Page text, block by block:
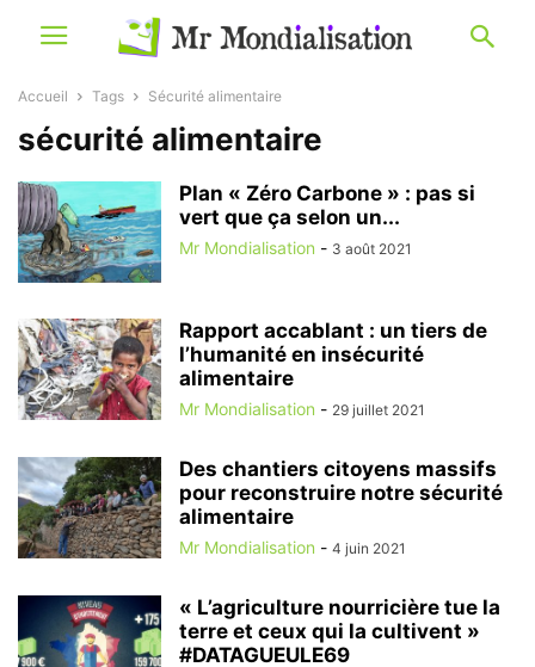
Accueil Tags Sécurité alimentaire
sécurité alimentaire
Plan « Zéro Carbone » : pas si
vert que ça selon un...
Mr Mondialisation - 3 août 2021
Rapport accablant : un tiers de
l’humanité en insécurité
alimentaire
Mr Mondialisation - 29 juillet 2021
Des chantiers citoyens massifs
pour reconstruire notre sécurité
alimentaire
Mr Mondialisation - 4 juin 2021
« L’agriculture nourricière tue la
terre et ceux qui la cultivent »
#DATAGUEULE69